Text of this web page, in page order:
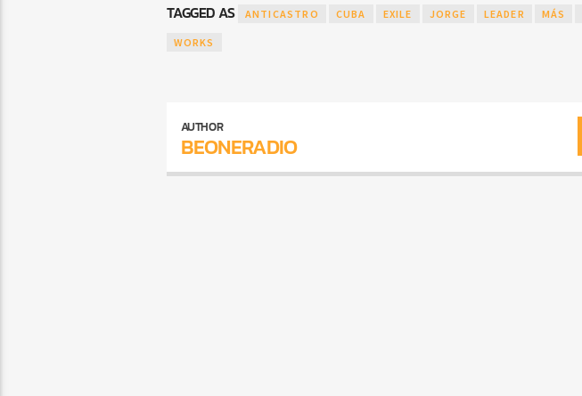
TAGGED AS ANTICASTRO CUBA EXILE JORGE LEADER MÁS
WORKS
AUTHOR
BEONERADIO